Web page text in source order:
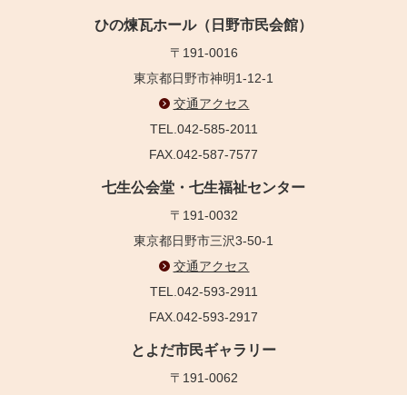
ひの煉瓦ホール（日野市民会館）
〒191-0016
東京都日野市神明1-12-1
交通アクセス
TEL.042-585-2011
FAX.042-587-7577
七生公会堂・七生福祉センター
〒191-0032
東京都日野市三沢3-50-1
交通アクセス
TEL.042-593-2911
FAX.042-593-2917
とよだ市民ギャラリー
〒191-0062